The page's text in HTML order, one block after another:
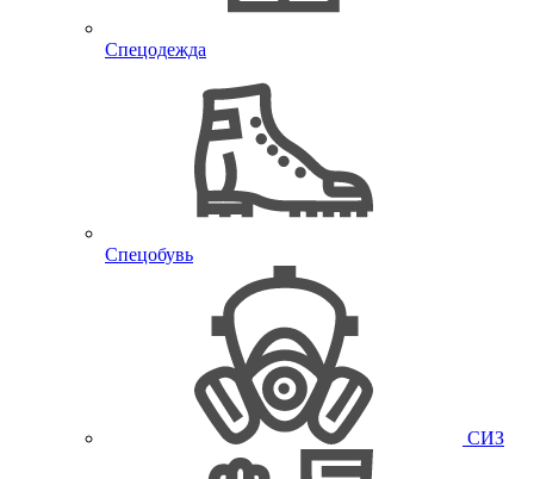
Спецодежда
Спецобувь
СИЗ